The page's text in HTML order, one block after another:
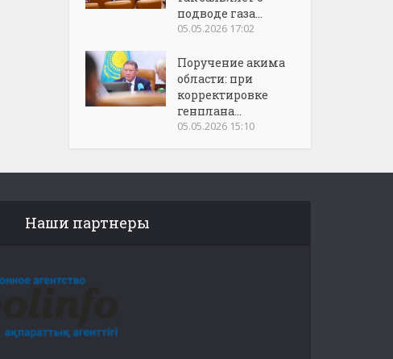
подводе газа...
05.05.2026 17:02
Поручение акима
области: при
корректировке
генплана...
05.05.2026 15:10
Наши партнеры